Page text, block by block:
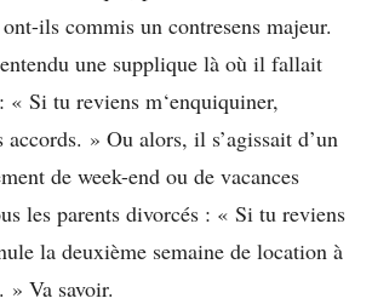
ils commis un contresens majeur.
une supplique là où il fallait
« Si tu reviens m‘enquiquiner,
accords. » Ou alors, il s’agissait d’un
de week-end ou de vacances
les parents divorcés : « Si tu reviens
la deuxième semaine de location à
» Va savoir.